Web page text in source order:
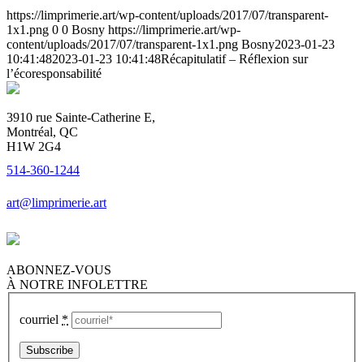
https://limprimerie.art/wp-content/uploads/2017/07/transparent-
1x1.png 0 0 Bosny https://limprimerie.art/wp-
content/uploads/2017/07/transparent-1x1.png Bosny2023-01-23
10:41:482023-01-23 10:41:48Récapitulatif – Réflexion sur
l’écoresponsabilité
3910 rue Sainte-Catherine E,
Montréal, QC
H1W 2G4
514-360-1244
art@limprimerie.art
ABONNEZ-VOUS
À NOTRE INFOLETTRE
courriel *